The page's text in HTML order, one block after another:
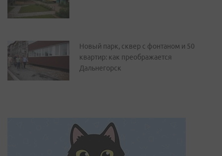
Новый парк, сквер с фонтаном и 50
квартир: как преображается
Дальнегорск